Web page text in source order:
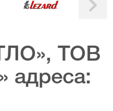
ТОВ
адреса: